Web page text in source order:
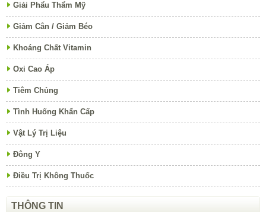
Giải Phẩu Thẩm Mỹ
Giảm Cân / Giảm Béo
Khoáng Chất Vitamin
Oxi Cao Áp
Tiêm Chủng
Tình Huống Khẩn Cấp
Vật Lý Trị Liệu
Đông Y
Điều Trị Không Thuốc
THÔNG TIN